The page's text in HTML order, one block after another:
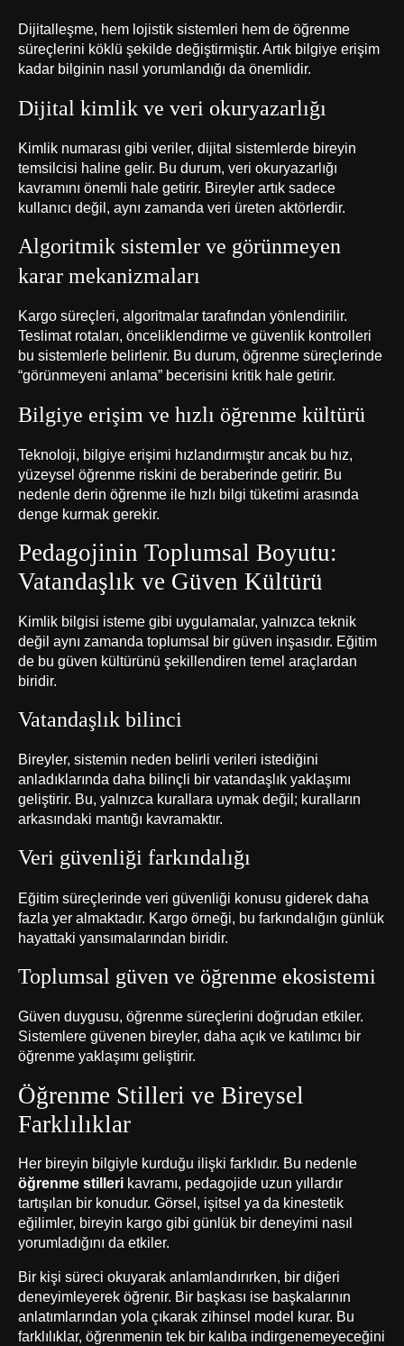
Dijitalleşme, hem lojistik sistemleri hem de öğrenme
süreçlerini köklü şekilde değiştirmiştir. Artık bilgiye erişim
kadar bilginin nasıl yorumlandığı da önemlidir.
Dijital kimlik ve veri okuryazarlığı
Kimlik numarası gibi veriler, dijital sistemlerde bireyin
temsilcisi haline gelir. Bu durum, veri okuryazarlığı
kavramını önemli hale getirir. Bireyler artık sadece
kullanıcı değil, aynı zamanda veri üreten aktörlerdir.
Algoritmik sistemler ve görünmeyen
karar mekanizmaları
Kargo süreçleri, algoritmalar tarafından yönlendirilir.
Teslimat rotaları, önceliklendirme ve güvenlik kontrolleri
bu sistemlerle belirlenir. Bu durum, öğrenme süreçlerinde
“görünmeyeni anlama” becerisini kritik hale getirir.
Bilgiye erişim ve hızlı öğrenme kültürü
Teknoloji, bilgiye erişimi hızlandırmıştır ancak bu hız,
yüzeysel öğrenme riskini de beraberinde getirir. Bu
nedenle derin öğrenme ile hızlı bilgi tüketimi arasında
denge kurmak gerekir.
Pedagojinin Toplumsal Boyutu:
Vatandaşlık ve Güven Kültürü
Kimlik bilgisi isteme gibi uygulamalar, yalnızca teknik
değil aynı zamanda toplumsal bir güven inşasıdır. Eğitim
de bu güven kültürünü şekillendiren temel araçlardan
biridir.
Vatandaşlık bilinci
Bireyler, sistemin neden belirli verileri istediğini
anladıklarında daha bilinçli bir vatandaşlık yaklaşımı
geliştirir. Bu, yalnızca kurallara uymak değil; kuralların
arkasındaki mantığı kavramaktır.
Veri güvenliği farkındalığı
Eğitim süreçlerinde veri güvenliği konusu giderek daha
fazla yer almaktadır. Kargo örneği, bu farkındalığın günlük
hayattaki yansımalarından biridir.
Toplumsal güven ve öğrenme ekosistemi
Güven duygusu, öğrenme süreçlerini doğrudan etkiler.
Sistemlere güvenen bireyler, daha açık ve katılımcı bir
öğrenme yaklaşımı geliştirir.
Öğrenme Stilleri ve Bireysel
Farklılıklar
Her bireyin bilgiyle kurduğu ilişki farklıdır. Bu nedenle
öğrenme stilleri kavramı, pedagojide uzun yıllardır
tartışılan bir konudur. Görsel, işitsel ya da kinestetik
eğilimler, bireyin kargo gibi günlük bir deneyimi nasıl
yorumladığını da etkiler.
Bir kişi süreci okuyarak anlamlandırırken, bir diğeri
deneyimleyerek öğrenir. Bir başkası ise başkalarının
anlatımlarından yola çıkarak zihinsel model kurar. Bu
farklılıklar, öğrenmenin tek bir kalıba indirgenemeyeceğini